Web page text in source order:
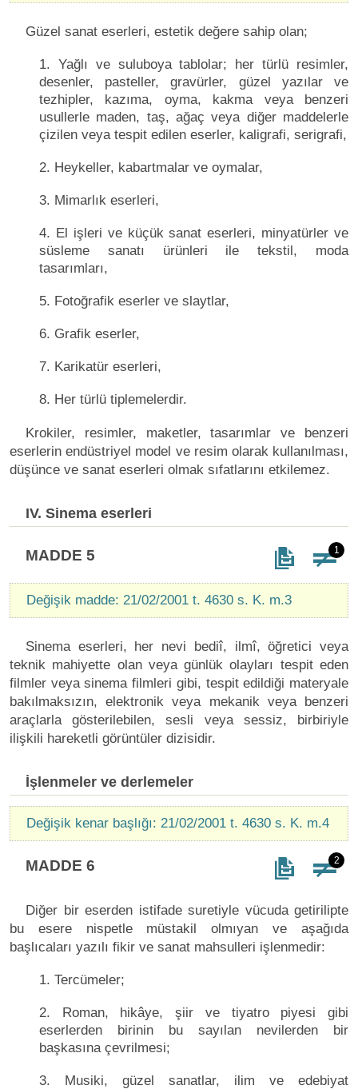
Güzel sanat eserleri, estetik değere sahip olan;
1. Yağlı ve suluboya tablolar; her türlü resimler,
desenler, pasteller, gravürler, güzel yazılar ve
tezhipler, kazıma, oyma, kakma veya benzeri
usullerle maden, taş, ağaç veya diğer maddelerle
çizilen veya tespit edilen eserler, kaligrafi, serigrafi,
2. Heykeller, kabartmalar ve oymalar,
3. Mimarlık eserleri,
4. El işleri ve küçük sanat eserleri, minyatürler ve
süsleme sanatı ürünleri ile tekstil, moda
tasarımları,
5. Fotoğrafik eserler ve slaytlar,
6. Grafik eserler,
7. Karikatür eserleri,
8. Her türlü tiplemelerdir.
Krokiler, resimler, maketler, tasarımlar ve benzeri
eserlerin endüstriyel model ve resim olarak kullanılması,
düşünce ve sanat eserleri olmak sıfatlarını etkilemez.
IV. Sinema eserleri
MADDE 5 1
Değişik madde: 21/02/2001 t. 4630 s. K. m.3
Sinema eserleri, her nevi bediî, ilmî, öğretici veya
teknik mahiyette olan veya günlük olayları tespit eden
filmler veya sinema filmleri gibi, tespit edildiği materyale
bakılmaksızın, elektronik veya mekanik veya benzeri
araçlarla gösterilebilen, sesli veya sessiz, birbiriyle
ilişkili hareketli görüntüler dizisidir.
İşlenmeler ve derlemeler
Değişik kenar başlığı: 21/02/2001 t. 4630 s. K. m.4
MADDE 6 2
Diğer bir eserden istifade suretiyle vücuda getirilipte
bu esere nispetle müstakil olmıyan ve aşağıda
başlıcaları yazılı fikir ve sanat mahsulleri işlenmedir:
1. Tercümeler;
2. Roman, hikâye, şiir ve tiyatro piyesi gibi
eserlerden birinin bu sayılan nevilerden bir
başkasına çevrilmesi;
3. Musiki, güzel sanatlar, ilim ve edebiyat